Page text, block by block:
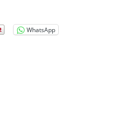
WhatsApp